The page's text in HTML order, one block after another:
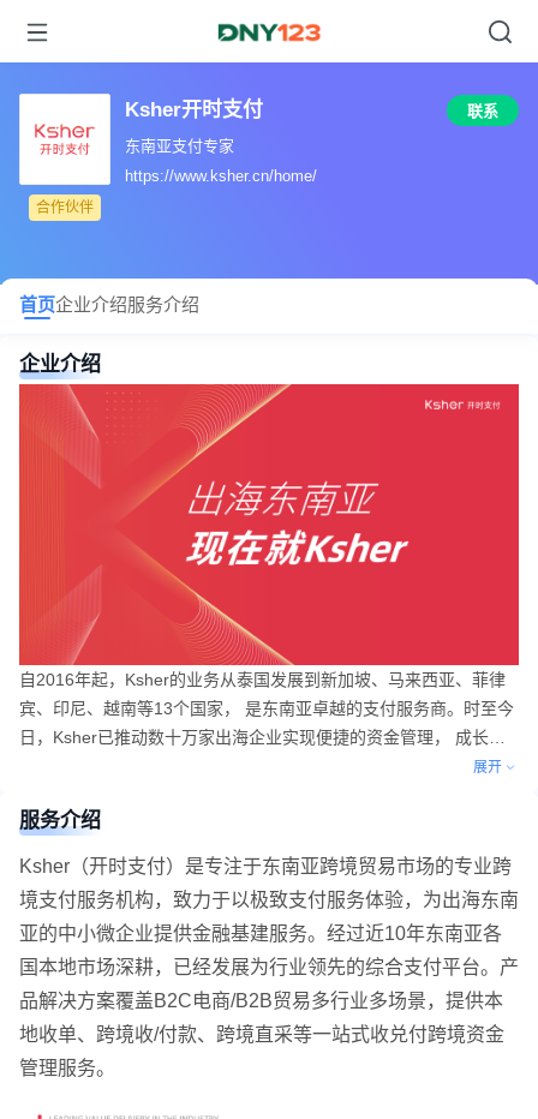
合作伙伴
Ksher开时支付
联系
东南亚支付专家
https://www.ksher.cn/home/
首页企业介绍服务介绍
企业介绍
自2016年起，Ksher的业务从泰国发展到新加坡、马来西亚、菲律
宾、印尼、越南等13个国家， 是东南亚卓越的支付服务商。时至今
日，Ksher已推动数十万家出海企业实现便捷的资金管理， 成长为
覆盖跨境收单、收款、支付分发等多支付场景的行业知名综合支付
展开
服务介绍
Ksher（开时支付）是专注于东南亚跨境贸易市场的专业跨
境支付服务机构，致力于以极致支付服务体验，为出海东南
亚的中小微企业提供金融基建服务。经过近10年东南亚各
国本地市场深耕，已经发展为行业领先的综合支付平台。产
品解决方案覆盖B2C电商/B2B贸易多行业多场景，提供本
地收单、跨境收/付款、跨境直采等一站式收兑付跨境资金
管理服务。